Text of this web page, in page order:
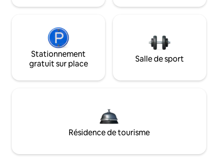
Stationnement
gratuit sur place
Salle de sport
Résidence de tourisme